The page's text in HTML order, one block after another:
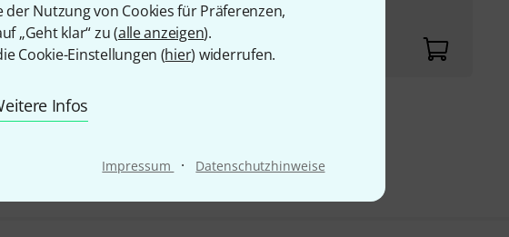
der Nutzung von Cookies für Präferenzen,
„Geht klar“ zu (alle anzeigen).
Cookie-Einstellungen (hier) widerrufen.
Infos
Impressum · Datenschutzhinweise
Versand ab 29 €